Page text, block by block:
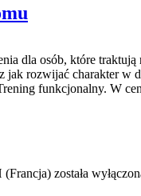
dla osób, które
rozwijać charakter w
funkcjonalny. W
została